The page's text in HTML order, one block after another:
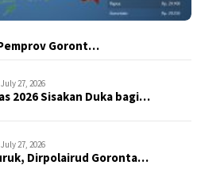
Goront…
July 27, 2026
2026 Sisakan Duka bagi…
July 27, 2026
Dirpolairud Goronta…